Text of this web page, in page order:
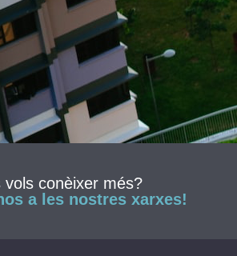
vols conèixer més?
a les nostres xarxes!